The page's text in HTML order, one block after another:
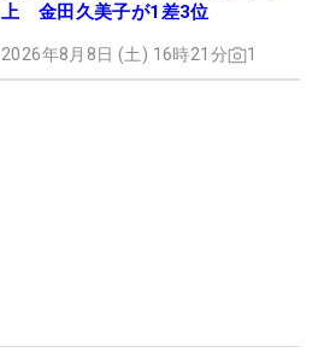
上 金田久美子が1差3位
2026年8月8日 (土) 16時21分 1